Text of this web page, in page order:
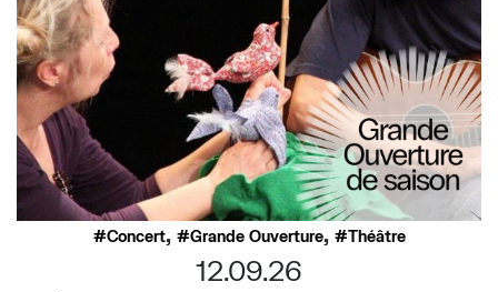
Concert, Grande Ouverture, Théâtre
12.09.26